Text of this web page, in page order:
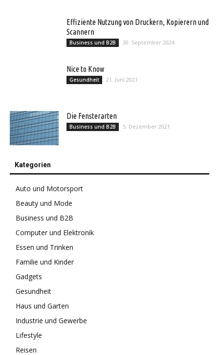
Effiziente Nutzung von Druckern, Kopierern und
Scannern
Business und B2B 30. September 2024
Nice to Know
Gesundheit 21. Juni 2021
Die Fensterarten
Business und B2B 5. Dezember 2021
Kategorien
Auto und Motorsport
Beauty und Mode
Business und B2B
Computer und Elektronik
Essen und Trinken
Familie und Kinder
Gadgets
Gesundheit
Haus und Garten
Industrie und Gewerbe
Lifestyle
Reisen